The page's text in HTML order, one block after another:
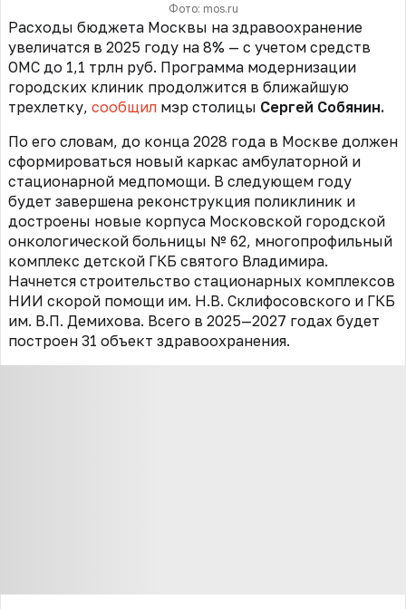
Фото: mos.ru
Расходы бюджета Москвы на здравоохранение
увеличатся в 2025 году на 8% — с учетом средств
ОМС до 1,1 трлн руб. Программа модернизации
городских клиник продолжится в ближайшую
трехлетку, сообщил мэр столицы Сергей Собянин.
По его словам, до конца 2028 года в Москве должен
сформироваться новый каркас амбулаторной и
стационарной медпомощи. В следующем году
будет завершена реконструкция поликлиник и
достроены новые корпуса Московской городской
онкологической больницы № 62, многопрофильный
комплекс детской ГКБ святого Владимира.
Начнется строительство стационарных комплексов
НИИ скорой помощи им. Н.В. Склифосовского и ГКБ
им. В.П. Демихова. Всего в 2025—2027 годах будет
построен 31 объект здравоохранения.